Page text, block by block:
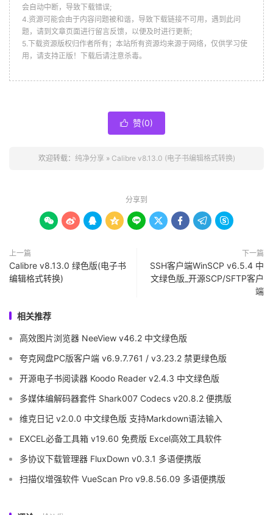
会自动中断，导致下载错误;
4.资源可能会由于内容问题被和谐，导致下载链接不可用，遇到此问
题，请到文章页面进行留言反馈，以便及时进行更新;
5.下载资源版权归作者所有；本站所有资源均来源于网络，仅供学习使
用，请支持正版！下载后请注意杀毒。
 赞(0)
欢迎转载： 纯净分享 » Calibre v8.13.0 (电子书编辑格式转换)
分享到
        
上一篇
Calibre v8.13.0 绿色版(电子书
编辑格式转换)
下一篇
SSH客户端WinSCP v6.5.4 中
文绿色版_开源SCP/SFTP客户
端
相关推荐
高效图片浏览器 NeeView v46.2 中文绿色版
夸克网盘PC版客户端 v6.9.7.761 / v3.23.2 禁更绿色版
开源电子书阅读器 Koodo Reader v2.4.3 中文绿色版
多媒体编解码器套件 Shark007 Codecs v20.8.2 便携版
维克日记 v2.0.0 中文绿色版 支持Markdown语法输入
EXCEL必备工具箱 v19.60 免费版 Excel高效工具软件
多协议下载管理器 FluxDown v0.3.1 多语便携版
扫描仪增强软件 VueScan Pro v9.8.56.09 多语便携版